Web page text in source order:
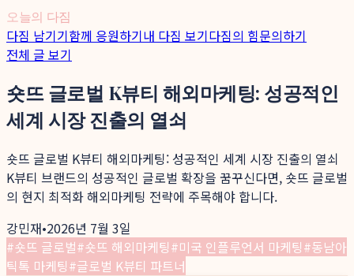
오늘의 다짐
다짐 남기기함께 응원하기내 다짐 보기다짐의 힘문의하기
전체 글 보기
숏뜨 글로벌 K뷰티 해외마케팅: 성공적인
세계 시장 진출의 열쇠
숏뜨 글로벌 K뷰티 해외마케팅: 성공적인 세계 시장 진출의 열쇠
K뷰티 브랜드의 성공적인 글로벌 확장을 꿈꾸신다면, 숏뜨 글로벌
의 현지 최적화 해외마케팅 전략에 주목해야 합니다.
강민재•2026년 7월 3일
#숏뜨 글로벌#숏뜨 해외마케팅#미국 인플루언서 마케팅#동남아
틱톡 마케팅#글로벌 K뷰티 파트너